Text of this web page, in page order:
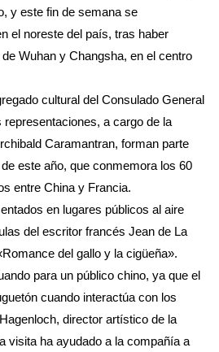
y este fin de semana se
el noreste del país, tras haber
Wuhan y Changsha, en el centro
cultural del Consulado General
a cargo de la
Caramantran, forman parte
este año, que conmemora los 60
entre China y Francia.
en lugares públicos al aire
del escritor francés Jean de La
del gallo y la cigüeña».
para un público chino, ya que el
cuando interactúa con los
director artístico de la
visita ha ayudado a la compañía a